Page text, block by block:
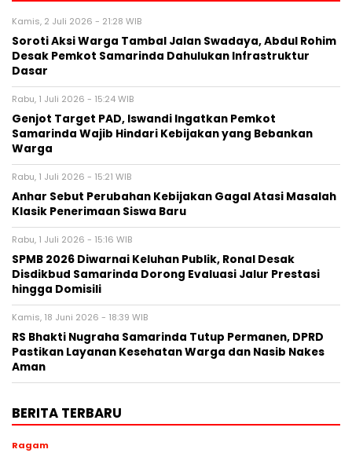
Kamis, 2 Juli 2026 - 21:28 WIB
Soroti Aksi Warga Tambal Jalan Swadaya, Abdul Rohim
Desak Pemkot Samarinda Dahulukan Infrastruktur
Dasar
Rabu, 1 Juli 2026 - 15:24 WIB
Genjot Target PAD, Iswandi Ingatkan Pemkot
Samarinda Wajib Hindari Kebijakan yang Bebankan
Warga
Rabu, 1 Juli 2026 - 15:21 WIB
Anhar Sebut Perubahan Kebijakan Gagal Atasi Masalah
Klasik Penerimaan Siswa Baru
Rabu, 1 Juli 2026 - 15:16 WIB
SPMB 2026 Diwarnai Keluhan Publik, Ronal Desak
Disdikbud Samarinda Dorong Evaluasi Jalur Prestasi
hingga Domisili
Kamis, 18 Juni 2026 - 18:39 WIB
RS Bhakti Nugraha Samarinda Tutup Permanen, DPRD
Pastikan Layanan Kesehatan Warga dan Nasib Nakes
Aman
BERITA TERBARU
Ragam